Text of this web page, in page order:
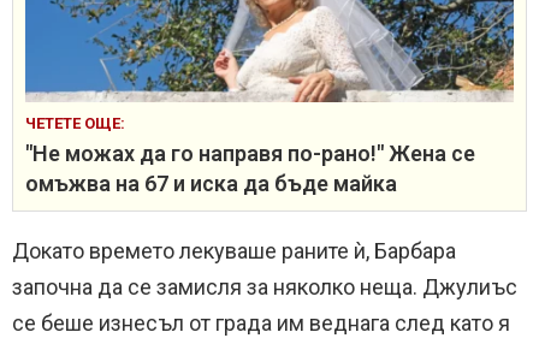
ЧЕТЕТЕ ОЩЕ:
"Не можах да го направя по-рано!" Жена се
омъжва на 67 и иска да бъде майка
Докато времето лекуваше раните ѝ, Барбара
започна да се замисля за няколко неща. Джулиъс
се беше изнесъл от града им веднага след като я